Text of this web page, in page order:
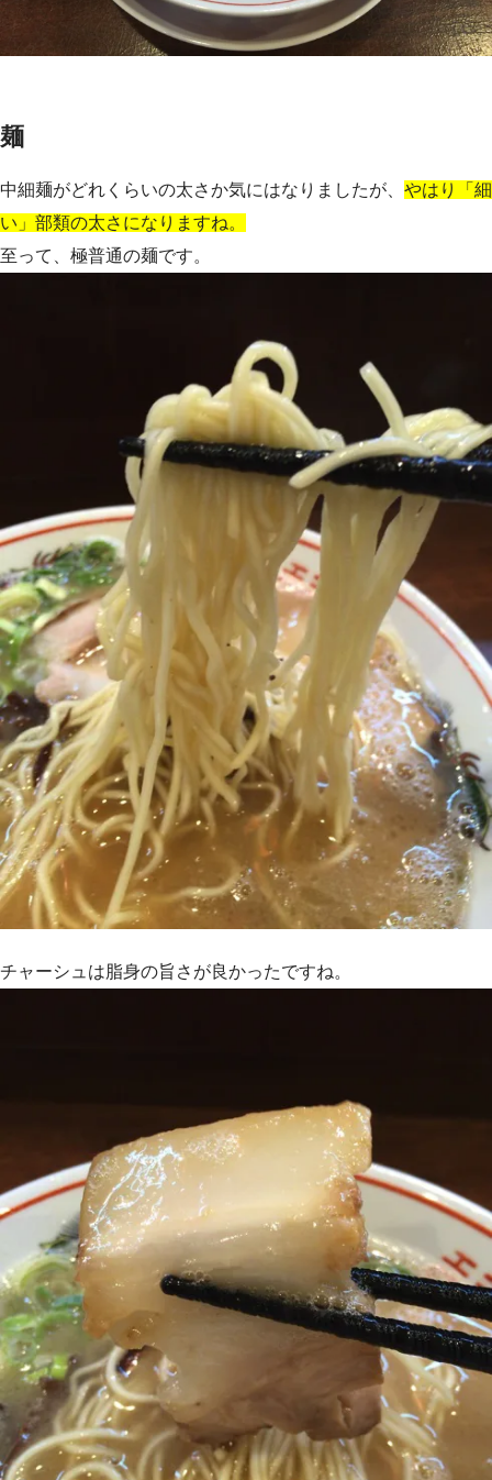
麺
中細麺がどれくらいの太さか気にはなりましたが、 やはり「細
い」部類の太さになりますね。
至って、極普通の麺です。
チャーシュは脂身の旨さが良かったですね。